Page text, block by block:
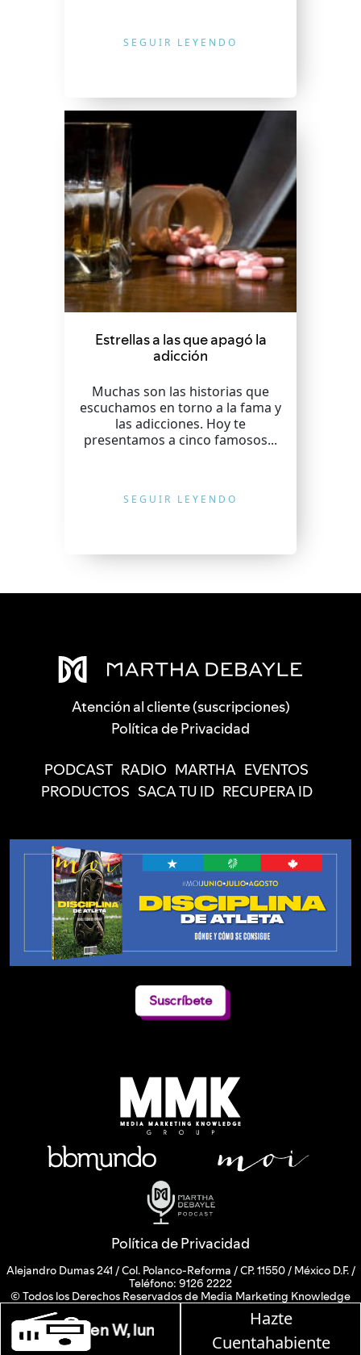
en W, lunes a viernes de 10 a 13 hrs.
Hazte
Cuentahabiente
SEGUIR LEYENDO
Estrellas a las que apagó la
adicción
Muchas son las historias que
escuchamos en torno a la fama y
las adicciones. Hoy te
presentamos a cinco famosos...
SEGUIR LEYENDO
Atención al cliente (suscripciones)
Política de Privacidad
PODCAST RADIO MARTHA EVENTOS
PRODUCTOS SACA TU ID RECUPERA ID
Suscríbete
Política de Privacidad
Alejandro Dumas 241 / Col. Polanco-Reforma / CP. 11550 / México D.F. /
Teléfono: 9126 2222
© Todos los Derechos Reservados de Media Marketing Knowledge
Group www.mmkgroup.com.mx
Prohibida la reproducción total o parcial, incluyendo cualquier medio
electrónico o magnético.